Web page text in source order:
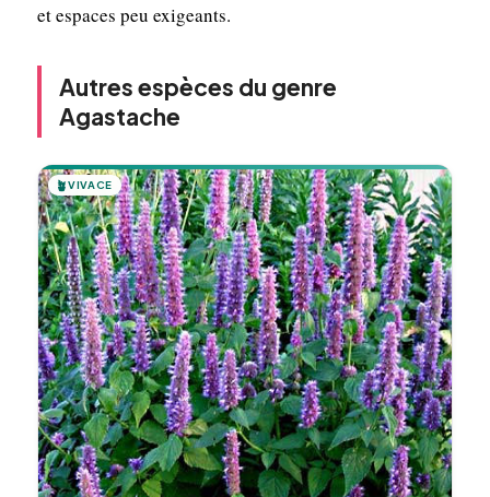
et espaces peu exigeants.
Autres espèces du genre
Agastache
🪴VIVACE